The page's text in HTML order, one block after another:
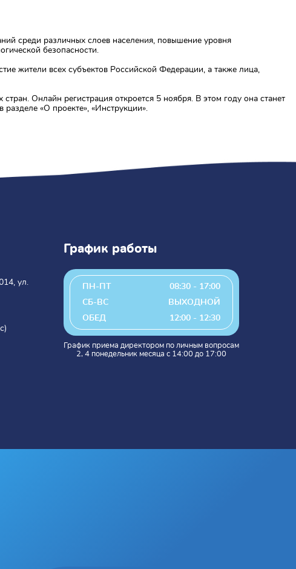
среди различных слоев населения, повышение уровня
безопасности.
жители всех субъектов Российской Федерации, а также лица,
Онлайн регистрация откроется 5 ноября. В этом году она станет
в разделе «О проекте», «Инструкции».
ул.
График работы
ПН-ПТ
08:30 - 17:00
СБ-ВС
ВЫХОДНОЙ
ОБЕД
12:00 - 12:30
График приема директором по личным вопросам
2, 4 понедельник месяца с 14:00 до 17:00